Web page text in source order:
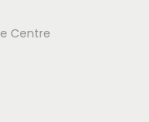
Centre